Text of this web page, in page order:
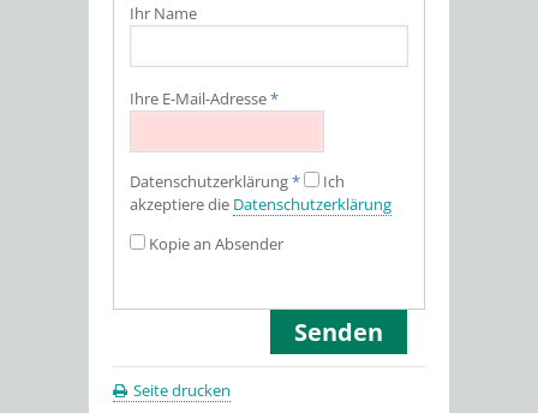
Ihr Name
Ihre E-Mail-Adresse*
Datenschutz­erklärung*
Ich
akzeptiere die Datenschutz­erklärung
Kopie an Absender
Seite drucken